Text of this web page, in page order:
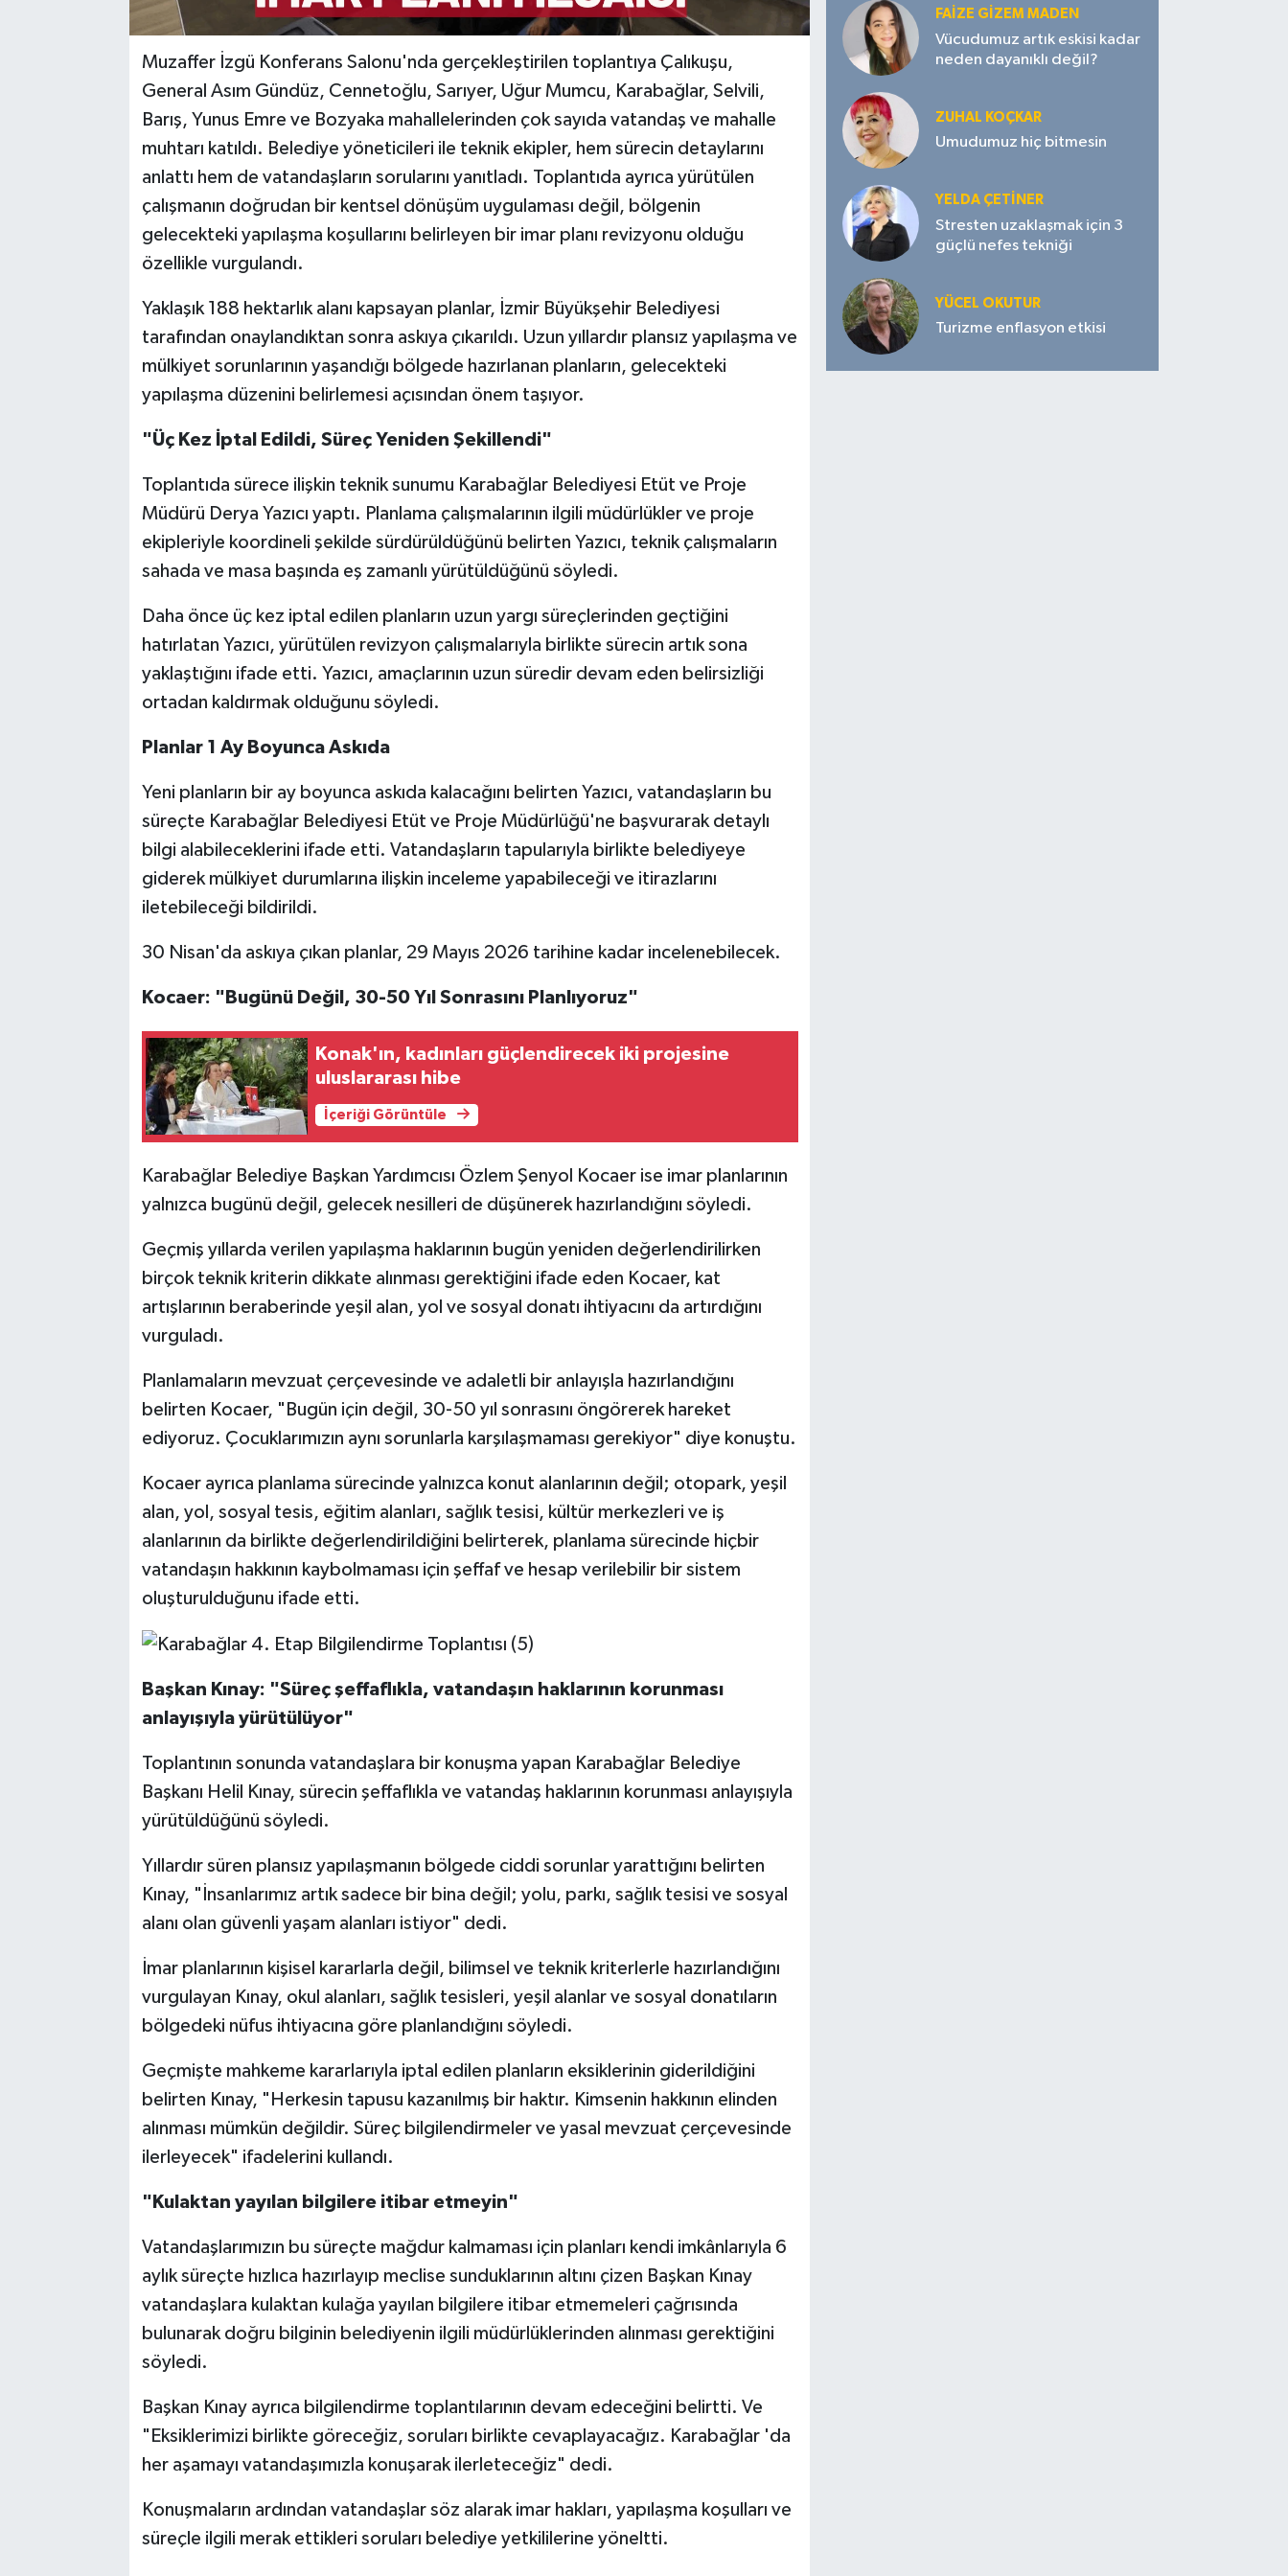
Muzaffer İzgü Konferans Salonu'nda gerçekleştirilen toplantıya Çalıkuşu,
General Asım Gündüz, Cennetoğlu, Sarıyer, Uğur Mumcu, Karabağlar, Selvili,
Barış, Yunus Emre ve Bozyaka mahallelerinden çok sayıda vatandaş ve mahalle
muhtarı katıldı. Belediye yöneticileri ile teknik ekipler, hem sürecin detaylarını
anlattı hem de vatandaşların sorularını yanıtladı. Toplantıda ayrıca yürütülen
çalışmanın doğrudan bir kentsel dönüşüm uygulaması değil, bölgenin
gelecekteki yapılaşma koşullarını belirleyen bir imar planı revizyonu olduğu
özellikle vurgulandı.
Yaklaşık 188 hektarlık alanı kapsayan planlar, İzmir Büyükşehir Belediyesi
tarafından onaylandıktan sonra askıya çıkarıldı. Uzun yıllardır plansız yapılaşma ve
mülkiyet sorunlarının yaşandığı bölgede hazırlanan planların, gelecekteki
yapılaşma düzenini belirlemesi açısından önem taşıyor.
"Üç Kez İptal Edildi, Süreç Yeniden Şekillendi"
Toplantıda sürece ilişkin teknik sunumu Karabağlar Belediyesi Etüt ve Proje
Müdürü Derya Yazıcı yaptı. Planlama çalışmalarının ilgili müdürlükler ve proje
ekipleriyle koordineli şekilde sürdürüldüğünü belirten Yazıcı, teknik çalışmaların
sahada ve masa başında eş zamanlı yürütüldüğünü söyledi.
Daha önce üç kez iptal edilen planların uzun yargı süreçlerinden geçtiğini
hatırlatan Yazıcı, yürütülen revizyon çalışmalarıyla birlikte sürecin artık sona
yaklaştığını ifade etti. Yazıcı, amaçlarının uzun süredir devam eden belirsizliği
ortadan kaldırmak olduğunu söyledi.
Planlar 1 Ay Boyunca Askıda
Yeni planların bir ay boyunca askıda kalacağını belirten Yazıcı, vatandaşların bu
süreçte Karabağlar Belediyesi Etüt ve Proje Müdürlüğü'ne başvurarak detaylı
bilgi alabileceklerini ifade etti. Vatandaşların tapularıyla birlikte belediyeye
giderek mülkiyet durumlarına ilişkin inceleme yapabileceği ve itirazlarını
iletebileceği bildirildi.
30 Nisan'da askıya çıkan planlar, 29 Mayıs 2026 tarihine kadar incelenebilecek.
Kocaer: "Bugünü Değil, 30-50 Yıl Sonrasını Planlıyoruz"
Konak'ın, kadınları güçlendirecek iki projesine
uluslararası hibe
İçeriği Görüntüle
Karabağlar Belediye Başkan Yardımcısı Özlem Şenyol Kocaer ise imar planlarının
yalnızca bugünü değil, gelecek nesilleri de düşünerek hazırlandığını söyledi.
Geçmiş yıllarda verilen yapılaşma haklarının bugün yeniden değerlendirilirken
birçok teknik kriterin dikkate alınması gerektiğini ifade eden Kocaer, kat
artışlarının beraberinde yeşil alan, yol ve sosyal donatı ihtiyacını da artırdığını
vurguladı.
Planlamaların mevzuat çerçevesinde ve adaletli bir anlayışla hazırlandığını
belirten Kocaer, "Bugün için değil, 30-50 yıl sonrasını öngörerek hareket
ediyoruz. Çocuklarımızın aynı sorunlarla karşılaşmaması gerekiyor" diye konuştu.
Kocaer ayrıca planlama sürecinde yalnızca konut alanlarının değil; otopark, yeşil
alan, yol, sosyal tesis, eğitim alanları, sağlık tesisi, kültür merkezleri ve iş
alanlarının da birlikte değerlendirildiğini belirterek, planlama sürecinde hiçbir
vatandaşın hakkının kaybolmaması için şeffaf ve hesap verilebilir bir sistem
oluşturulduğunu ifade etti.
Başkan Kınay: "Süreç şeffaflıkla, vatandaşın haklarının korunması
anlayışıyla yürütülüyor"
Toplantının sonunda vatandaşlara bir konuşma yapan Karabağlar Belediye
Başkanı Helil Kınay, sürecin şeffaflıkla ve vatandaş haklarının korunması anlayışıyla
yürütüldüğünü söyledi.
Yıllardır süren plansız yapılaşmanın bölgede ciddi sorunlar yarattığını belirten
Kınay, "İnsanlarımız artık sadece bir bina değil; yolu, parkı, sağlık tesisi ve sosyal
alanı olan güvenli yaşam alanları istiyor" dedi.
İmar planlarının kişisel kararlarla değil, bilimsel ve teknik kriterlerle hazırlandığını
vurgulayan Kınay, okul alanları, sağlık tesisleri, yeşil alanlar ve sosyal donatıların
bölgedeki nüfus ihtiyacına göre planlandığını söyledi.
Geçmişte mahkeme kararlarıyla iptal edilen planların eksiklerinin giderildiğini
belirten Kınay, "Herkesin tapusu kazanılmış bir haktır. Kimsenin hakkının elinden
alınması mümkün değildir. Süreç bilgilendirmeler ve yasal mevzuat çerçevesinde
ilerleyecek" ifadelerini kullandı.
"Kulaktan yayılan bilgilere itibar etmeyin"
Vatandaşlarımızın bu süreçte mağdur kalmaması için planları kendi imkânlarıyla 6
aylık süreçte hızlıca hazırlayıp meclise sunduklarının altını çizen Başkan Kınay
vatandaşlara kulaktan kulağa yayılan bilgilere itibar etmemeleri çağrısında
bulunarak doğru bilginin belediyenin ilgili müdürlüklerinden alınması gerektiğini
söyledi.
Başkan Kınay ayrıca bilgilendirme toplantılarının devam edeceğini belirtti. Ve
"Eksiklerimizi birlikte göreceğiz, soruları birlikte cevaplayacağız. Karabağlar 'da
her aşamayı vatandaşımızla konuşarak ilerleteceğiz" dedi.
Konuşmaların ardından vatandaşlar söz alarak imar hakları, yapılaşma koşulları ve
süreçle ilgili merak ettikleri soruları belediye yetkililerine yöneltti.
FAIZE GIZEM MADEN
Vücudumuz artık eskisi kadar
neden dayanıklı değil?
ZUHAL KOÇKAR
Umudumuz hiç bitmesin
YELDA ÇETİNER
Stresten uzaklaşmak için 3
güçlü nefes tekniği
YÜCEL OKUTUR
Turizme enflasyon etkisi